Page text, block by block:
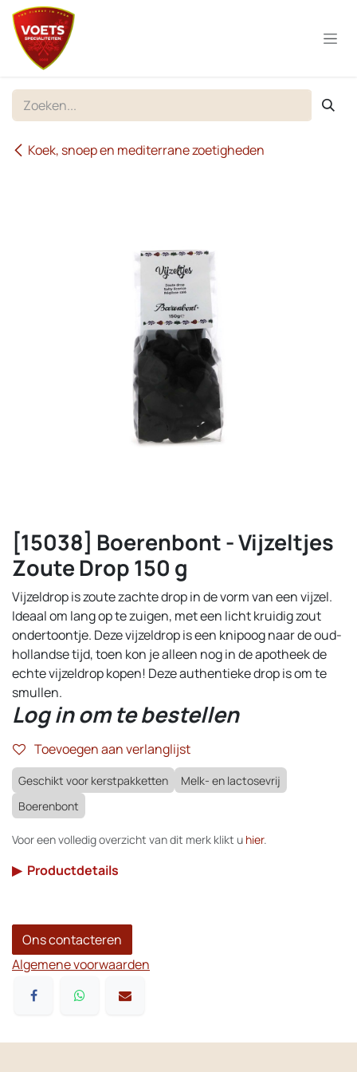
Overslaan naar inhoud
Koek, snoep en mediterrane zoetigheden
[15038] Boerenbont - Vijzeltjes
Zoute Drop 150 g
Vijzeldrop is zoute zachte drop in de vorm van een vijzel.
Ideaal om lang op te zuigen, met een licht kruidig zout
ondertoontje. Deze vijzeldrop is een knipoog naar de oud-
hollandse tijd, toen kon je alleen nog in de apotheek de
echte vijzeldrop kopen! Deze authentieke drop is om te
smullen.
Log in om te bestellen
Toevoegen aan verlanglijst
Geschikt voor kerstpakketten
Melk- en lactosevrij
Boerenbont
Voor een volledig overzicht van dit merk klikt u hier.
▶ Productdetails
Ons contacteren
Algemene voorwaarden